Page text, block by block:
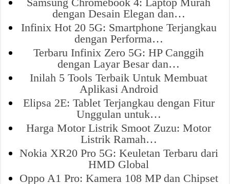
dengan Desain Elegan dan…
Infinix Hot 20 5G: Smartphone Terjangkau
dengan Performa…
Terbaru Infinix Zero 5G: HP Canggih
dengan Layar Besar dan…
Inilah 5 Tools Terbaik Untuk Membuat
Aplikasi Android
Elipsa 2E: Tablet Terjangkau dengan Fitur
Unggulan untuk…
Harga Motor Listrik Smoot Zuzu: Motor
Listrik Ramah…
Nokia XR20 Pro 5G: Keuletan Terbaru dari
HMD Global
Oppo A1 Pro: Kamera 108 MP dan Chipset